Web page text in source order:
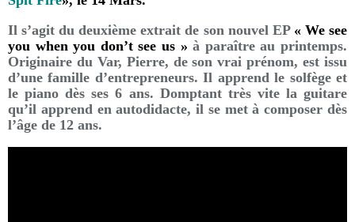
Il s’agit du deuxième extrait de son nouvel EP « We see
you when you don’t see us »à paraître au printemps.
Originaire du Var, Pierre, de son vrai prénom, est issu
d’une famille d’entrepreneurs. Il apprend le solfège et
le piano dès ses 6 ans. Domptant très vite la guitare
qu’il apprend en autodidacte, il se met à composer dès
l’âge de 12 ans.